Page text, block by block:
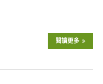
閱讀更多